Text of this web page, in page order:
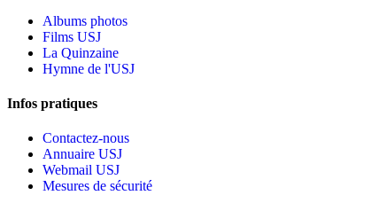
Albums photos
Films USJ
La Quinzaine
Hymne de l'USJ
Infos pratiques
Contactez-nous
Annuaire USJ
Webmail USJ
Mesures de sécurité